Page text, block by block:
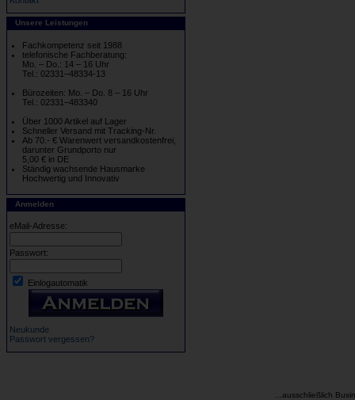
Unsere Leistungen
Fachkompetenz seit 1988
telefonische Fachberatung:
Mo. – Do.: 14 – 16 Uhr
Tel.: 02331–48334-13
Bürozeiten: Mo. – Do. 8 – 16 Uhr
Tel.: 02331–483340
Über 1000 Artikel auf Lager
Schneller Versand mit Tracking-Nr.
Ab 70.- € Warenwert versandkostenfrei,
darunter Grundporto nur
5,00 € in DE
Ständig wachsende Hausmarke
Hochwertig und Innovativ
Anmelden
eMail-Adresse:
Passwort:
Einlogautomatik
Neukunde
Passwort vergessen?
...ausschließlich